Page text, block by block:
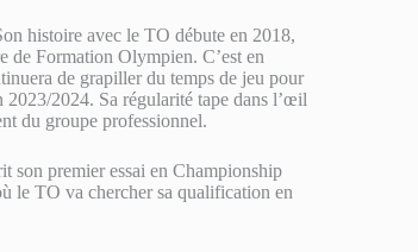
histoire avec le TO débute en 2018,
de Formation Olympien. C’est en
de grapiller du temps de jeu pour
2024. Sa régularité tape dans l’œil
du groupe professionnel.
son premier essai en Championship
le TO va chercher sa qualification en